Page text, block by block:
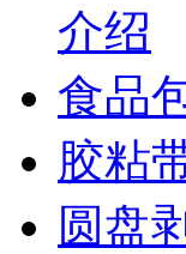
介绍
食品
胶粘
圆盘